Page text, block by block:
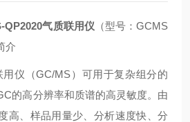
QP2020气质联用仪 （型号：GCMS
介
仪（GC/MS）可用于复杂组分的
的高分辨率和质谱的高灵敏度。由
高、样品用量少、分析速度快、分